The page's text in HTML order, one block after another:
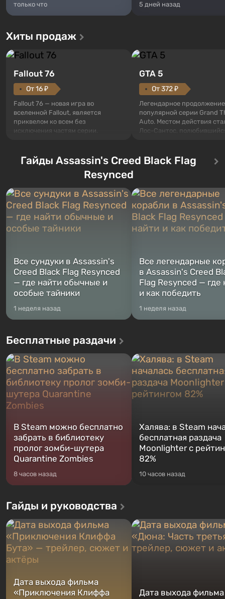
только что 5 дней назад
Хиты продаж
Fallout 76
От 16 ₽
Fallout 76 — новая игра во
вселенной Fallout, является
приквелом ко всем без
исключения частям серии.
Оно же, по задумке специалистов
Vault-Tec, должно открыться
первым после того, как на
Место действия Fallout...
GTA 5
От 372 ₽
Легендарное продолжение
популярной серии Grand
Auto. Местом действия
Лос-Сантос,
сразу трех персонажей:
Тревора и Франклина,
Жанр и...
Гайды Assassin's Creed Black Flag
Resynced
Все сундуки в Assassin's
Creed Black Flag Resynced
— где найти обычные и
особые тайники
1 неделя назад
Все легендарные
в Assassin's Creed
Flag Resynced — где
и как победить
1 неделя назад
Бесплатные раздачи
В Steam можно бесплатно
забрать в библиотеку
пролог зомби-шутера
Quarantine Zombies
8 часов назад
Халява: в Steam
бесплатная раздача
Moonlighter с
82%
10 часов назад
Гайды и руководства
Дата выхода фильма
«Приключения Клиффа
Дата выхода фильма